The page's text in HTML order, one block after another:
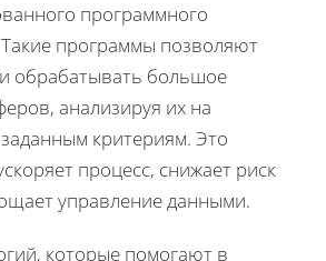
программного
программы позволяют
обрабатывать большое
анализируя их на
критериям. Это
процесс, снижает риск
управление данными.
которые помогают в